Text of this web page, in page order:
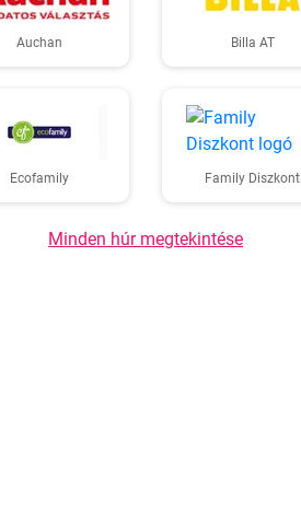
Auchan Billa AT
Ecofamily Family Diszkont
Minden húr megtekintése